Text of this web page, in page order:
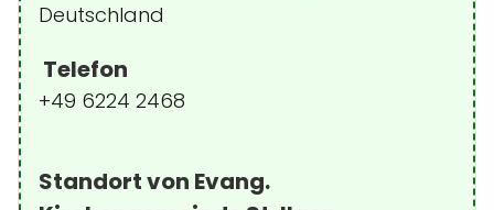
Deutschland
Telefon
+49 6224 2468
Standort von Evang.